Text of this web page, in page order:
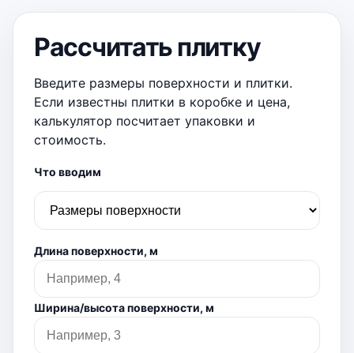
Рассчитать плитку
Введите размеры поверхности и плитки.
Если известны плитки в коробке и цена,
калькулятор посчитает упаковки и
стоимость.
Что вводим
Длина поверхности, м
Ширина/высота поверхности, м